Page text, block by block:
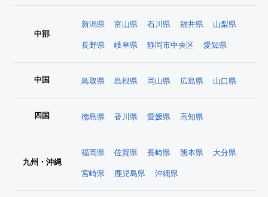
中部
新潟県 富山県 石川県 福井県 山梨県
長野県 岐阜県 静岡市中央区 愛知県
中国 鳥取県 島根県 岡山県 広島県 山口県
四国 徳島県 香川県 愛媛県 高知県
九州・沖縄
福岡県 佐賀県 長崎県 熊本県 大分県
宮崎県 鹿児島県 沖縄県